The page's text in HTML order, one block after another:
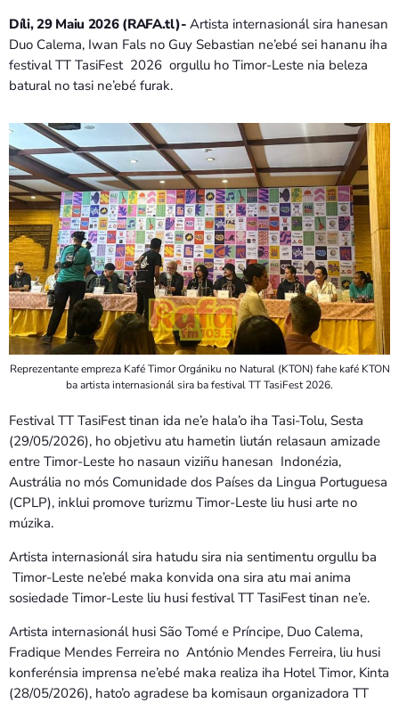
Bom dia RAFA
7:00 AM - 9:00 AM
Díli, 29 Maiu 2026 (RAFA.tl)- Artista internasionál sira hanesan
Duo Calema, Iwan Fals no Guy Sebastian ne’ebé sei hananu iha
festival TT TasiFest 2026 orgullu ho Timor-Leste nia beleza
batural no tasi ne’ebé furak.
Reprezentante empreza Kafé Timor Orgániku no Natural (KTON) fahe kafé KTON
ba artista internasionál sira ba festival TT TasiFest 2026.
Festival TT TasiFest tinan ida ne’e hala’o iha Tasi-Tolu, Sesta
(29/05/2026), ho objetivu atu hametin liután relasaun amizade
entre Timor-Leste ho nasaun viziñu hanesan Indonézia,
Austrália no mós Comunidade dos Países da Lingua Portuguesa
(CPLP), inklui promove turizmu Timor-Leste liu husi arte no
múzika.
Artista internasionál sira hatudu sira nia sentimentu orgullu ba
Timor-Leste ne’ebé maka konvida ona sira atu mai anima
sosiedade Timor-Leste liu husi festival TT TasiFest tinan ne’e.
Artista internasionál husi São Tomé e Príncipe, Duo Calema,
Fradique Mendes Ferreira no António Mendes Ferreira, liu husi
konferénsia imprensa ne’ebé maka realiza iha Hotel Timor, Kinta
(28/05/2026), hato’o agradese ba komisaun organizadora TT